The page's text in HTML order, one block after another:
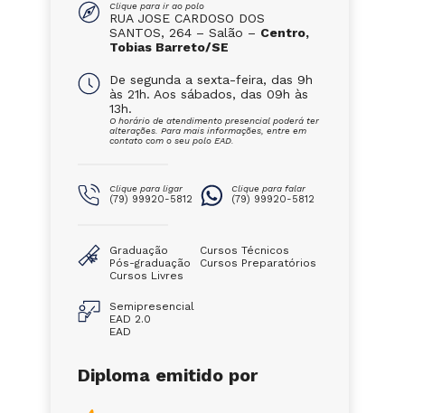
Clique para ir ao polo
RUA JOSE CARDOSO DOS
SANTOS, 264 – Salão – Centro,
Tobias Barreto/SE
De segunda a sexta-feira, das 9h
às 21h. Aos sábados, das 09h às
13h.
O horário de atendimento presencial poderá ter
alterações. Para mais informações, entre em
contato com o seu polo EAD.
Clique para ligar
(79) 99920-5812
Clique para falar
(79) 99920-5812
Graduação
Pós-graduação
Cursos Livres
Cursos Técnicos
Cursos Preparatórios
Semipresencial
EAD 2.0
EAD
Diploma emitido por